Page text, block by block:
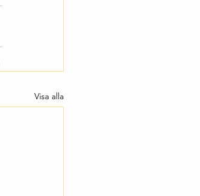
Visa alla